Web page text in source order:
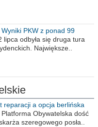
PKW z ponad 99
lipca odbyła się druga tura
Największe..
reparacji a opcja berlińska
Obywatelska dość
szeregowego posła..